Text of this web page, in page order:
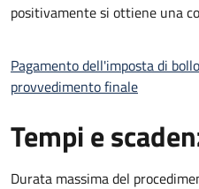
positivamente si ottiene una
Pagamento dell'imposta di
provvedimento finale
Tempi e
Durata massima del